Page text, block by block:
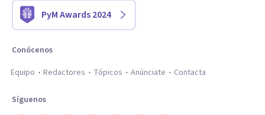
PyM Awards 2024
Conócenos
Equipo
Redactores Tópicos Anúnciate Contacta
Síguenos